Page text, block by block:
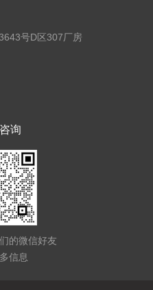
号D区307厂房
询
的微信好友
信息